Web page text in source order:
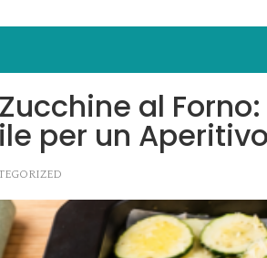
al
per un